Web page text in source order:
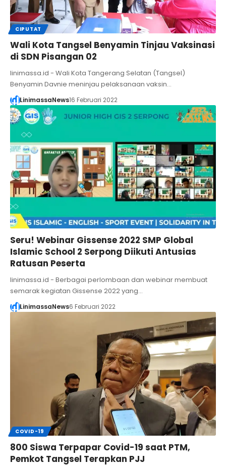
CIPUTAT
Wali Kota Tangsel Benyamin Tinjau Vaksinasi
di SDN Pisangan 02
linimassa.id - Wali Kota Tangerang Selatan (Tangsel)
Benyamin Davnie meninjau pelaksanaan vaksin…
LinimassaNews16 Februari 2022
Seru! Webinar Gissense 2022 SMP Global
Islamic School 2 Serpong Diikuti Antusias
Ratusan Peserta
linimassa.id - Berbagai perlombaan dan webinar membuat
semarak kegiatan Gissense 2022 yang…
LinimassaNews6 Februari 2022
COVID-19
800 Siswa Terpapar Covid-19 saat PTM,
Pemkot Tangsel Terapkan PJJ